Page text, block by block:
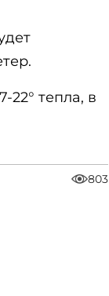
22° тепла, в
803